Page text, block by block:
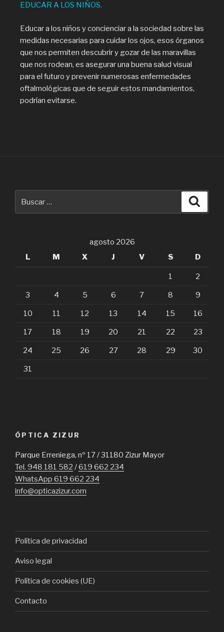
EDUCAR A LOS NIÑOS.
Educar a los niños y concienciar a la sociedad sobre las
medidas necesarias para cuidar los ojos, esos órganos
que nos permiten descubrir y gozar de las maravillas
que nos rodean, es asegurar una buena salud visual
para el futuro y prevenir numerosas enfermedades
oftalmológicas que de seguir estos mandamientos,
podrían evitarse.
agosto 2026
L
M X J V S D
1 2
3 4 5 6 7 8 9
10 11 12 13 14 15 16
17 18 19 20 21 22 23
24 25 26 27 28 29 30
31
ÓPTICA ZIZUR
Parque Erreniega, nº 17 / 31180 Zizur Mayor
Tel. 948 181 582 /619 662 234
WhatsApp 619 662 234
info@opticazizur.com
Política de privacidad
Aviso legal
Política de cookies (UE)
Contacto